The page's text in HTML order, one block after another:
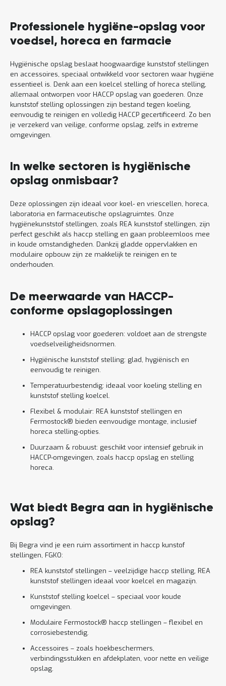
Professionele hygiëne-opslag voor
voedsel, horeca en farmacie
Hygiënische opslag beslaat hoogwaardige kunststof stellingen
en accessoires, speciaal ontwikkeld voor sectoren waar hygiëne
essentieel is. Denk aan een koelcel stelling of horeca stelling,
allemaal ontworpen voor HACCP opslag van goederen. Onze
kunststof stelling oplossingen zijn bestand tegen koeling,
eenvoudig te reinigen en volledig HACCP gecertificeerd. Zo ben
je verzekerd van veilige, conforme opslag, zelfs in extreme
omgevingen.
In welke sectoren is hygiënische
opslag onmisbaar?
Deze oplossingen zijn ideaal voor koel- en vriescellen, horeca,
laboratoria en farmaceutische opslagruimtes. Onze
hygiënekunststof stellingen, zoals REA kunststof stellingen, zijn
perfect geschikt als haccp stelling en gaan probleemloos mee
in koude omstandigheden. Dankzij gladde oppervlakken en
modulaire opbouw zijn ze makkelijk te reinigen en te
onderhouden.
De meerwaarde van HACCP-
conforme opslagoplossingen
HACCP opslag voor goederen: voldoet aan de strengste
voedselveiligheidsnormen.
Hygiënische kunststof stelling: glad, hygiënisch en
eenvoudig te reinigen.
Temperatuurbestendig: ideaal voor koeling stelling en
kunststof stelling koelcel.
Flexibel & modulair: REA kunststof stellingen en
Fermostock® bieden eenvoudige montage, inclusief
horeca stelling‑opties.
Duurzaam & robuust: geschikt voor intensief gebruik in
HACCP-omgevingen, zoals haccp opslag en stelling
horeca.
Wat biedt Begra aan in hygiënische
opslag?
Bij Begra vind je een ruim assortiment in haccp kunstof
stellingen, FGKO:
REA kunststof stellingen – veelzijdige haccp stelling, REA
kunststof stellingen ideaal voor koelcel en magazijn.
Kunststof stelling koelcel – speciaal voor koude
omgevingen.
Modulaire Fermostock® haccp stellingen – flexibel en
corrosiebestendig.
Accessoires – zoals hoekbeschermers,
verbindingsstukken en afdekplaten, voor nette en veilige
opslag.